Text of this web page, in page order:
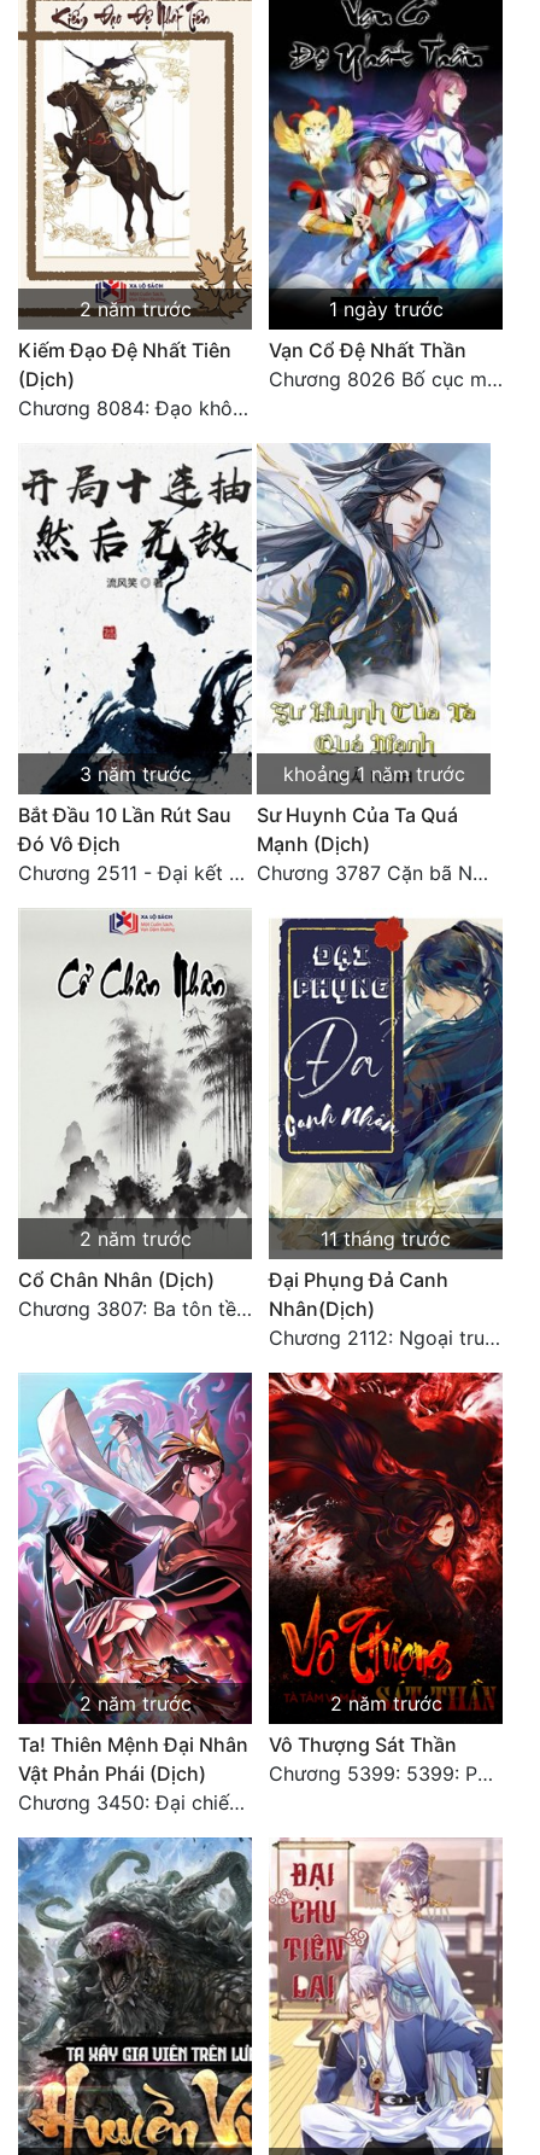
Quân Sự
Sảng Văn
Sắc
Sủng
Thanh Xuân
Tiên Hiệp
Tiểu Thuyết
Trinh Thám
Triều Đấu
Trùng Sinh
Trọng Sinh
Tu Chân
Tu Tiên
Tội Phạm
Võ Hiệp
Võng Du
Xuyên Không
Xuyên Nhanh
Xuyên Sách
Xuyên Thư
Đông Phương
Đông Phương Huyền Huyễn
Đồng Nhân
Ngự Thú
Truyện Nam
Truyện Nữ
Vô Địch Lưu
Xây Dựng Thế Lực
Đam Mỹ
Đẹp
Đẹp Hiệp
Tính Cách Nhân Vật :
Sát Phạt Quyết Đoán
Vô Sỉ
Điềm Đạm
2 năm trước
Kiếm Đạo Đệ Nhất Tiên
(Dịch)
Chương 8084: Đạo không bờ bến (Đại kết cục) (10)
1 ngày trước
Vạn Cổ Đệ Nhất Thần
Chương 8026 Bố cục mới
3 năm trước
Bắt Đầu 10 Lần Rút Sau
Đó Vô Địch
Chương 2511 - Đại kết cục, Phiên ngoại thiên: Chư thiên quy nhất giới, vĩnh hằng thế giới. Hết!
khoảng 1 năm trước
Sư Huynh Của Ta Quá
Mạnh (Dịch)
Chương 3787 Cặn bã Nam Thiên Đạo
2 năm trước
Cổ Chân Nhân (Dịch)
Chương 3807: Ba tôn tề công Thiên Đình (2)
11 tháng trước
Đại Phụng Đả Canh
Nhân(Dịch)
Chương 2112: Ngoại truyện 3 - Tiệc mừng công
2 năm trước
Ta! Thiên Mệnh Đại Nhân
Vật Phản Phái (Dịch)
Chương 3450: Đại chiến căng thẳng
2 năm trước
Vô Thượng Sát Thần
Chương 5399: 5399: Phá giải